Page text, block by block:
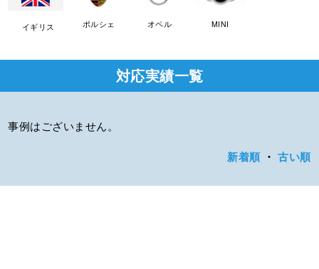
イギリス ポルシェ オペル MINI
対応実績一覧
事例はございません。
新着順 ・古い順